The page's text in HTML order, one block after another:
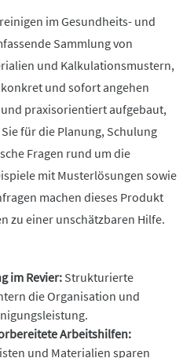
im Gesundheits- und
Sammlung von
und Kalkulationsmustern,
und sofort angehen
praxisorientiert aufgebaut,
für die Planung, Schulung
Fragen rund um die
mit Musterlösungen sowie
machen dieses Produkt
zu einer unschätzbaren Hilfe.
im Revier: Strukturierte
die Organisation und
Arbeitshilfen:
und Materialien sparen